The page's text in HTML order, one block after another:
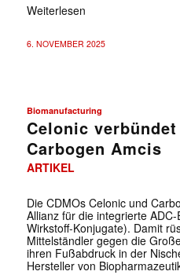
Weiterlesen
6. NOVEMBER 2025
Biomanufacturing
Celonic
Carbogen Amcis
ARTIKEL
Die CDMOs Celonic und
Allianz für die integrierte
Wirkstoff-Konjugate). Damit
Mittelständler gegen die
ihren Fußabdruck in der
Hersteller von